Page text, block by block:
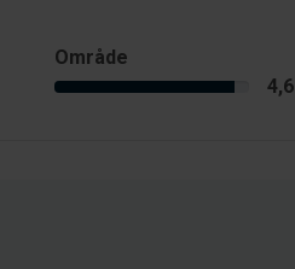
Område
4,6